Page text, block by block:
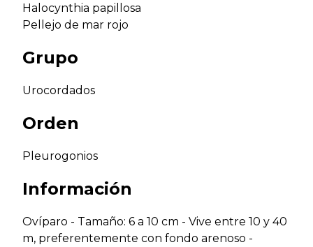
Halocynthia papillosa
Pellejo de mar rojo
Grupo
Urocordados
Orden
Pleurogonios
Información
Ovíparo - Tamaño: 6 a 10 cm - Vive entre 10 y 40
m, preferentemente con fondo arenoso -